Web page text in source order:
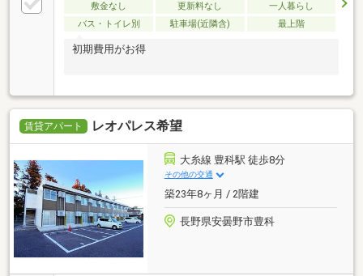
敷金なし 更新料なし
一人暮らし
バス・トイレ別
駐車場(近隣含) 最上階
初期費用がお得
賃貸アパート レオパレス希望
大糸線 豊科駅 徒歩8分
その他の交通
築23年8ヶ月 / 2階建
長野県安曇野市豊科